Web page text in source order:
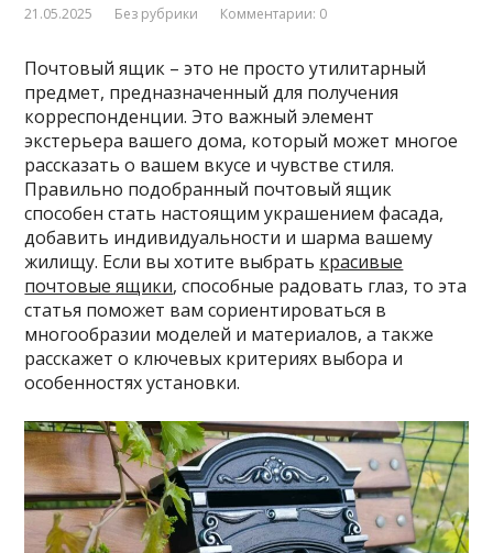
21.05.2025 Без рубрики Комментарии: 0
Почтовый ящик – это не просто утилитарный
предмет, предназначенный для получения
корреспонденции. Это важный элемент
экстерьера вашего дома, который может многое
рассказать о вашем вкусе и чувстве стиля.
Правильно подобранный почтовый ящик
способен стать настоящим украшением фасада,
добавить индивидуальности и шарма вашему
жилищу. Если вы хотите выбрать красивые
почтовые ящики, способные радовать глаз, то эта
статья поможет вам сориентироваться в
многообразии моделей и материалов, а также
расскажет о ключевых критериях выбора и
особенностях установки.